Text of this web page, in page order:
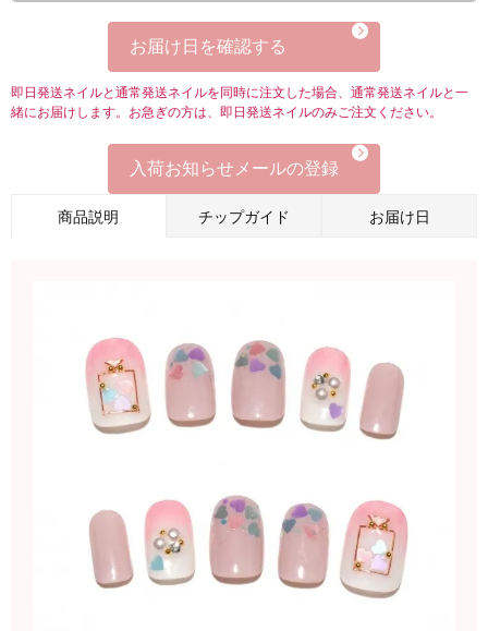
お届け日を確認する
即日発送ネイルと通常発送ネイルを同時に注文した場合、通常発送ネイルと一
緒にお届けします。お急ぎの方は、即日発送ネイルのみご注文ください。
入荷お知らせメールの登録
商品説明 チップガイド お届け日